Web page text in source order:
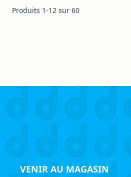
Produits 1-12 sur 60
VENIR AU MAGASIN